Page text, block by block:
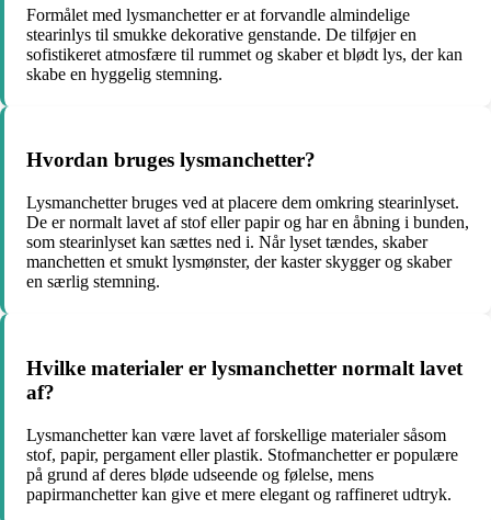
Formålet med lysmanchetter er at forvandle almindelige
stearinlys til smukke dekorative genstande. De tilføjer en
sofistikeret atmosfære til rummet og skaber et blødt lys, der kan
skabe en hyggelig stemning.
Hvordan bruges lysmanchetter?
Lysmanchetter bruges ved at placere dem omkring stearinlyset.
De er normalt lavet af stof eller papir og har en åbning i bunden,
som stearinlyset kan sættes ned i. Når lyset tændes, skaber
manchetten et smukt lysmønster, der kaster skygger og skaber
en særlig stemning.
Hvilke materialer er lysmanchetter normalt lavet
af?
Lysmanchetter kan være lavet af forskellige materialer såsom
stof, papir, pergament eller plastik. Stofmanchetter er populære
på grund af deres bløde udseende og følelse, mens
papirmanchetter kan give et mere elegant og raffineret udtryk.